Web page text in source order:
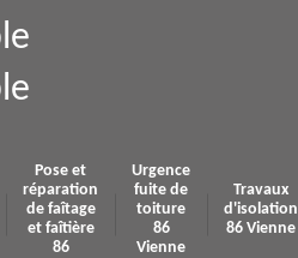
Pose et
réparation
de faîtage
et faîtière
86
Urgence
fuite de
toiture
86
Vienne
Travaux
d'isolation
86 Vienne